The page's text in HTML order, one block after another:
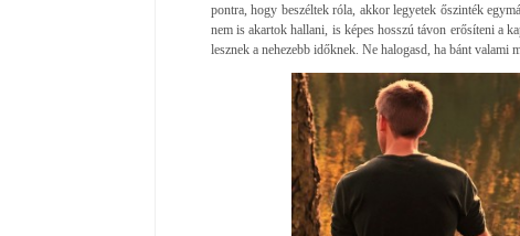
pontra, hogy beszéltek róla, akkor legyetek őszinték
nem is akartok hallani, is képes hosszú távon erősíteni a
lesznek a nehezebb időknek. Ne halogasd, ha bánt valami